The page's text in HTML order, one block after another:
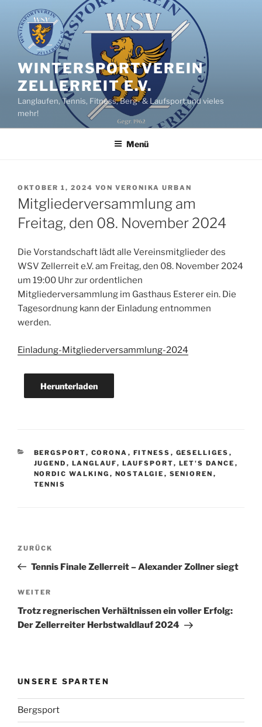
Inhalt
springen
WINTERSPORTVEREIN
ZELLERREIT E.V.
Langlaufen, Tennis, Fitness, Berg- & Laufsport und vieles
mehr!
Menü
VERÖFFENTLICHT
AM
OKTOBER 1, 2024 VON VERONIKA URBAN
Mitgliederversammlung am
Freitag, den 08. November 2024
Die Vorstandschaft lädt alle Vereinsmitglieder des
WSV Zellerreit e.V. am Freitag, den 08. November 2024
um 19:00 Uhr zur ordentlichen
Mitgliederversammlung im Gasthaus Esterer ein. Die
Tagesordnung kann der Einladung entnommen
werden.
Einladung-Mitgliederversammlung-2024
Herunterladen
KATEGORIEN
BERGSPORT, CORONA , FITNESS , GESELLIGES ,
JUGEND , LANGLAUF, LAUFSPORT, LET'S DANCE ,
NORDIC WALKING , NOSTALGIE , SENIOREN ,
TENNIS
Beitragsnavigation
Vorheriger
Beitrag
ZURÜCK
Tennis Finale Zellerreit – Alexander Zollner siegt
Nächster
Beitrag
WEITER
Trotz regnerischen Verhältnissen ein voller Erfolg:
Der Zellerreiter Herbstwaldlauf 2024
UNSERE SPARTEN
Bergsport